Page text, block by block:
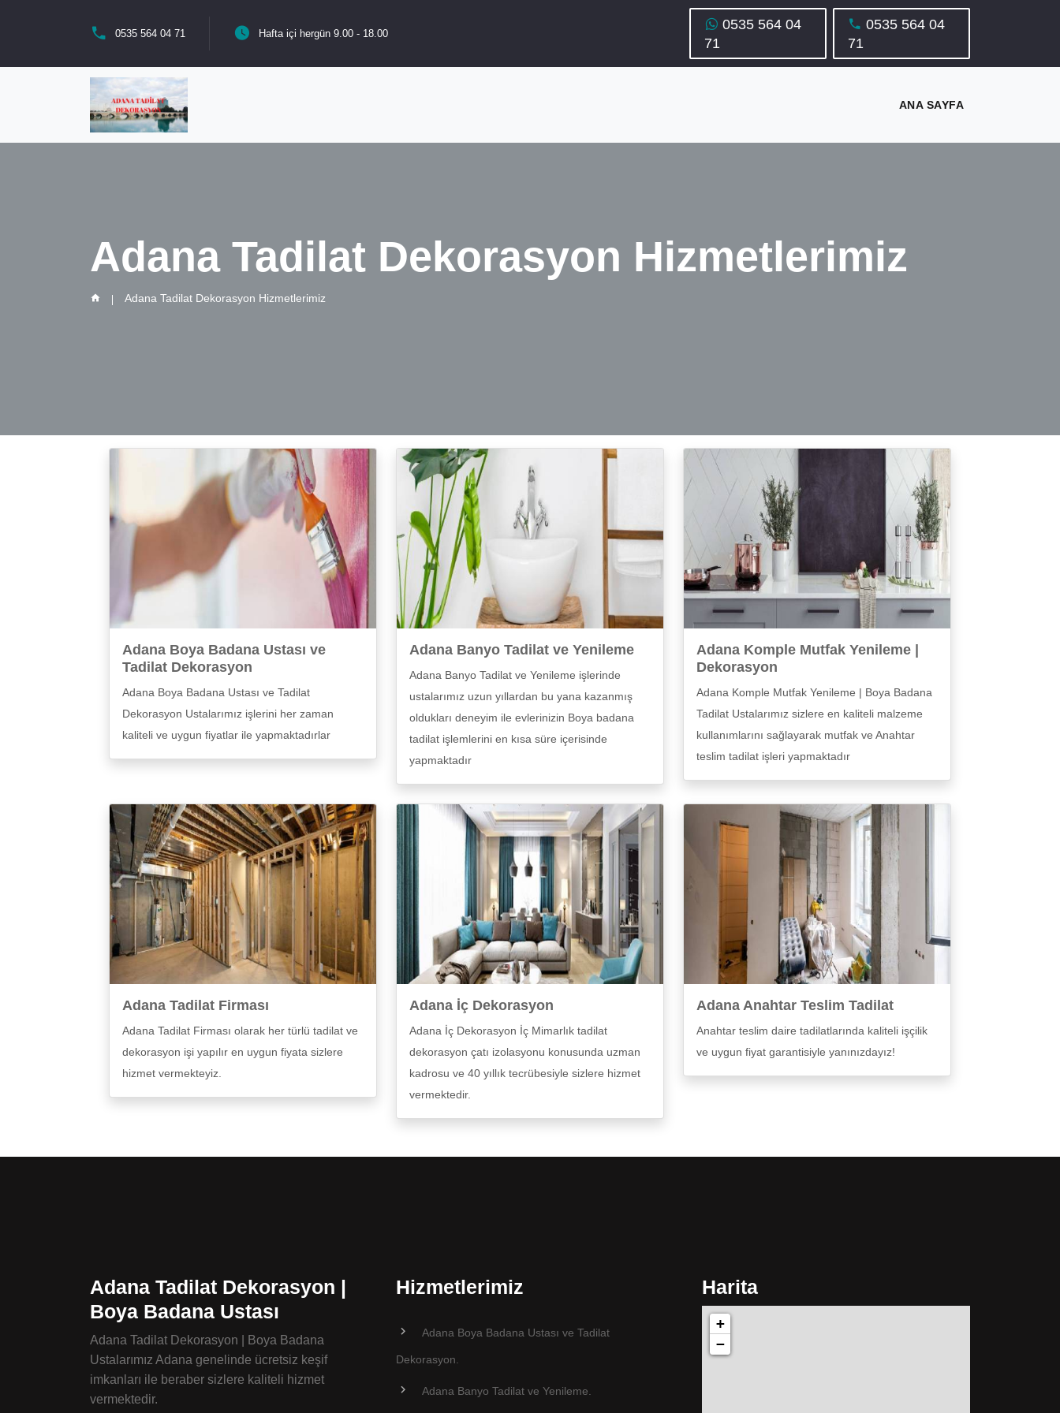
0535 564 04 71 Hafta içi hergün 9.00 - 18.00
0535 564 04
71
0535 564 04
71
ANA SAYFA
Adana Tadilat Dekorasyon Hizmetlerimiz
Adana Tadilat Dekorasyon Hizmetlerimiz
Adana Boya Badana Ustası ve
Tadilat Dekorasyon
Adana Boya Badana Ustası ve Tadilat
Dekorasyon Ustalarımız işlerini her zaman
kaliteli ve uygun fiyatlar ile yapmaktadırlar
Adana Banyo Tadilat ve Yenileme
Adana Banyo Tadilat ve Yenileme işlerinde
ustalarımız uzun yıllardan bu yana kazanmış
oldukları deneyim ile evlerinizin Boya badana
tadilat işlemlerini en kısa süre içerisinde
yapmaktadır
Adana Komple Mutfak Yenileme |
Dekorasyon
Adana Komple Mutfak Yenileme | Boya Badana
Tadilat Ustalarımız sizlere en kaliteli malzeme
kullanımlarını sağlayarak mutfak ve Anahtar
teslim tadilat işleri yapmaktadır
Adana Tadilat Firması
Adana Tadilat Firması olarak her türlü tadilat ve
dekorasyon işi yapılır en uygun fiyata sizlere
hizmet vermekteyiz.
Adana İç Dekorasyon
Adana İç Dekorasyon İç Mimarlık tadilat
dekorasyon çatı izolasyonu konusunda uzman
kadrosu ve 40 yıllık tecrübesiyle sizlere hizmet
vermektedir.
Adana Anahtar Teslim Tadilat
Anahtar teslim daire tadilatlarında kaliteli işçilik
ve uygun fiyat garantisiyle yanınızdayız!
Adana Tadilat Dekorasyon |
Boya Badana Ustası
Adana Tadilat Dekorasyon | Boya Badana
Ustalarımız Adana genelinde ücretsiz keşif
imkanları ile beraber sizlere kaliteli hizmet
vermektedir.
Hizmetlerimiz
Adana Boya Badana Ustası ve Tadilat
Dekorasyon.
Adana Banyo Tadilat ve Yenileme.
Harita
+
−